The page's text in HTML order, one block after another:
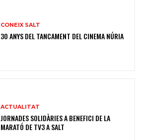
CONEIX SALT
30 ANYS DEL TANCAMENT DEL CINEMA NÚRIA
ACTUALITAT
JORNADES SOLIDÀRIES A BENEFICI DE LA
MARATÓ DE TV3 A SALT